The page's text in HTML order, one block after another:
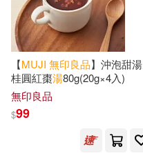
【MUJI 無印良品】沖泡甜湯
桂圓紅棗湯80g(20g×4入)
無印良品
$99